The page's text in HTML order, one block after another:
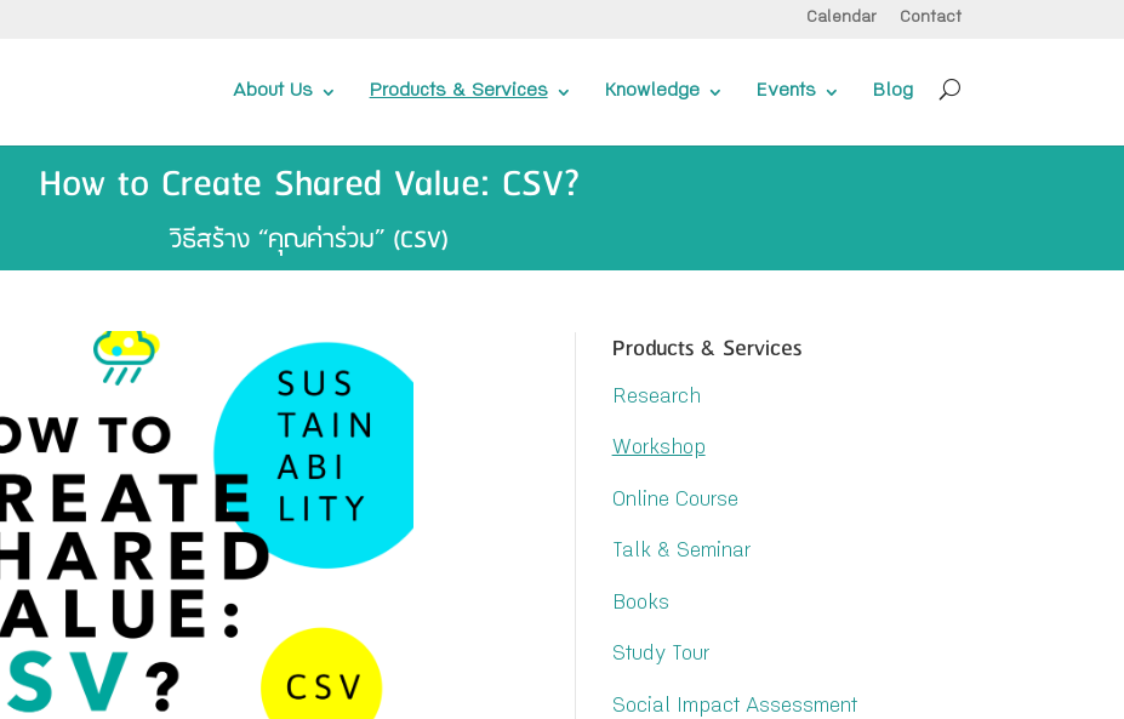
Calendar Contact
About Us Products & Services Knowledge Events Blog
How to Create Shared Value: CSV?
วิธีสร้าง “คุณค่าร่วม” (CSV)
Products & Services
Research
Workshop
Online Course
Talk & Seminar
Books
Study Tour
Social Impact Assessment